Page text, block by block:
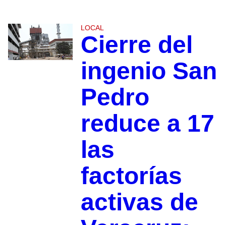
LOCAL
Cierre del
ingenio San
Pedro
reduce a 17
las
factorías
activas de